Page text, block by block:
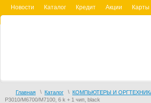
Новости Каталог Кредит Акции Карты
Главная \ Каталог \ КОМПЬЮТЕРЫ И
P3010/M6700/M7100, 6 k + 1 чип, black